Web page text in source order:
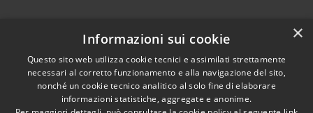
Accessibilità
Privacy
Gandino • Powered by
Municipium•Accesso
redazione
×
Informazioni sui cookie
Questo sito web utilizza cookie tecnici e assimilati strettamente
necessari al corretto funzionamento e alla navigazione del sito,
nonché un cookie tecnico analitico al solo fine di elaborare
informazioni statistiche, aggregate e anonime.